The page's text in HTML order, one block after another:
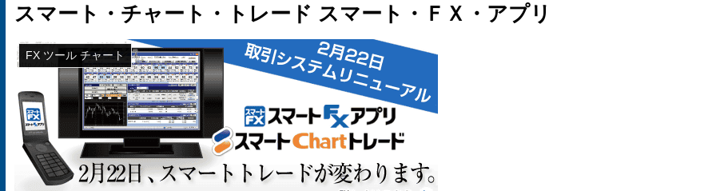
スマート・チャート・トレード スマート・ＦＸ・アプリ
FX ツール チャート